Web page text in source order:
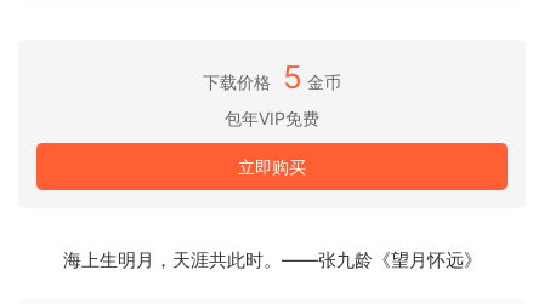
→ Live 12 中的所有新功能和更新：
MIDI 转换
为您的 MIDI 片段创建各种简单或复杂的变奏：添加装饰音和发
下载价格 5 金币
包年VIP免费
立即购买
海上生明月，天涯共此时。——张九龄《望月怀远》